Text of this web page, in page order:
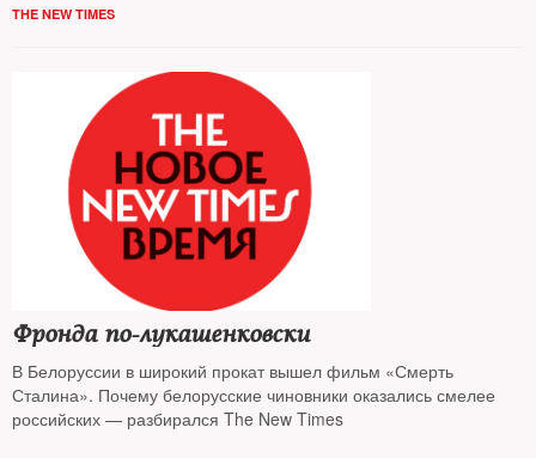
THE NEW TIMES
Фронда по-лукашенковски
В Белоруссии в широкий прокат вышел фильм «Смерть
Сталина». Почему белорусские чиновники оказались смелее
российских — разбирался The New Times